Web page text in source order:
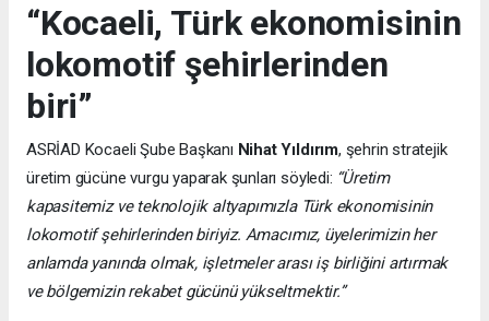
“Kocaeli, Türk ekonomisinin
lokomotif şehirlerinden
biri”
ASRİAD Kocaeli Şube Başkanı Nihat Yıldırım, şehrin stratejik
üretim gücüne vurgu yaparak şunları söyledi: “Üretim
kapasitemiz ve teknolojik altyapımızla Türk ekonomisinin
lokomotif şehirlerinden biriyiz. Amacımız, üyelerimizin her
anlamda yanında olmak, işletmeler arası iş birliğini artırmak
ve bölgemizin rekabet gücünü yükseltmektir.”